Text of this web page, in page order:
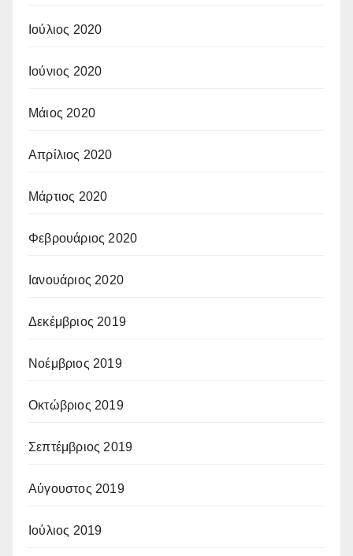
Ιούλιος 2020
Ιούνιος 2020
Μάιος 2020
Απρίλιος 2020
Μάρτιος 2020
Φεβρουάριος 2020
Ιανουάριος 2020
Δεκέμβριος 2019
Νοέμβριος 2019
Οκτώβριος 2019
Σεπτέμβριος 2019
Αύγουστος 2019
Ιούλιος 2019